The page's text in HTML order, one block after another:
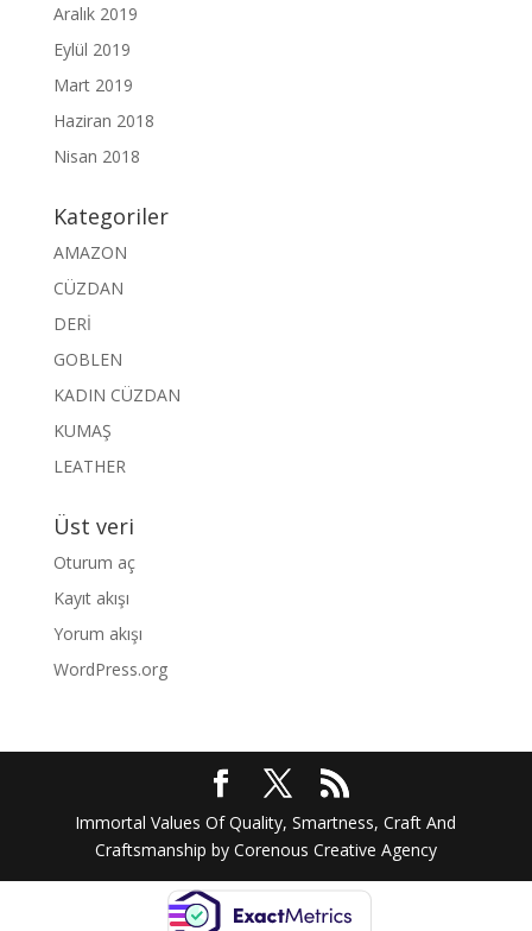
Aralık 2019
Eylül 2019
Mart 2019
Haziran 2018
Nisan 2018
Kategoriler
AMAZON
CÜZDAN
DERİ
GOBLEN
KADIN CÜZDAN
KUMAŞ
LEATHER
Üst veri
Oturum aç
Kayıt akışı
Yorum akışı
WordPress.org
Immortal Values Of Quality, Smartness, Craft And
Craftsmanship by Corenous Creative Agency